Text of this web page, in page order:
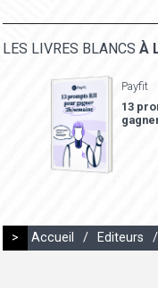
LES LIVRES BLANCS À
Payfit
13
> Accueil / Editeurs /